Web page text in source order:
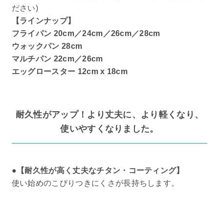
ださい)
【ラインナップ】
フライパン 20cm／24cm／26cm／28cm
ウォックパン 28cm
マルチパン 22cm／26cm
エッグロースター 12cm x 18cm
耐久性がアップ！より丈夫に、より軽くなり、
使いやすくなりました。
●【耐久性が高く丈夫なチタン・コーティング】
使い始めのこびりつきにくさが長持ちします。